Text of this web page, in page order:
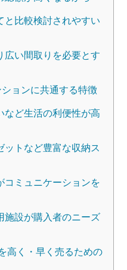
比較検討されやすい
い間取りを必要とす
ョンに共通する特徴
など生活の利便性が高
トなど豊富な収納ス
コミュニケーションを
設が購入者のニーズ
高く・早く売るための